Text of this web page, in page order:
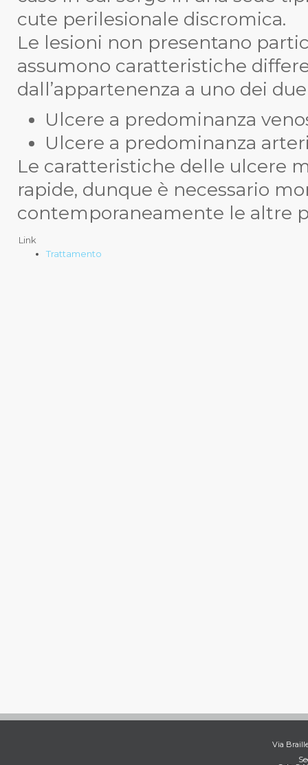
cute perilesionale discromica.
Le lesioni non presentano
assumono caratteristiche
dall’appartenenza a uno dei
Ulcere a predominanza
Ulcere a predominanza
Le caratteristiche delle ulcere
rapide, dunque è necessario
contemporaneamente le altre
Link
Trattamento
Via